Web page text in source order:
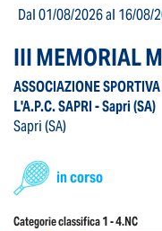
Dal 01/08/2026al 16/08/
III MEMORIAL
ASSOCIAZIONE
L'A.P.C. SAPRI - Sapri(SA)
Sapri(SA)
in corso
Categorie classifica 1 - 4.NC